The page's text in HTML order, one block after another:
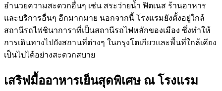
อำนวยความสะดวกอื่นๆ เช่น สระว่ายน้ำ ฟิตเนส ร้านอาหาร
และบริการอื่นๆ อีกมากมาย นอกจากนี้ โรงแรมยังตั้งอยู่ใกล้
สถานีรถไฟชินาการาที่เป็นสถานีรถไฟหลักของเมือง ซึ่งทำให้
การเดินทางไปยังสถานที่ต่างๆ ในกรุงโตเกียวและพื้นที่ใกล้เคียง
เป็นไปได้อย่างสะดวกสบาย
เสริฟมื้ออาหารเย็นสุดพิเศษ ณ โรงแรม